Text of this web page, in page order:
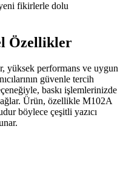
fikirlerle dolu
Özellikler
yüksek performans ve uygun
güvenle tercih
baskı işlemlerinizde
Ürün, özellikle M102A
böylece çeşitli yazıcı